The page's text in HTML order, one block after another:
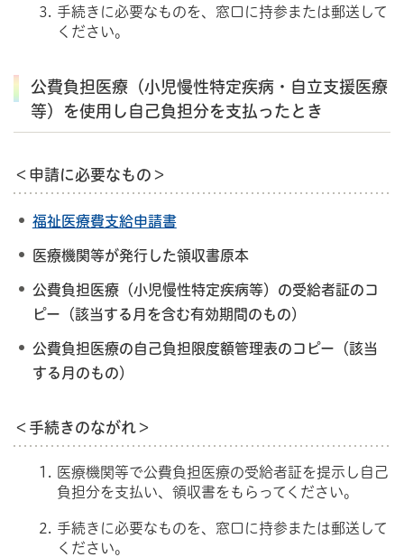
手続きに必要なものを、窓口に持参または郵送して
ください。
公費負担医療（小児慢性特定疾病・自立支援医療
等）を使用し自己負担分を支払ったとき
＜申請に必要なもの＞
福祉医療費支給申請書
医療機関等が発行した領収書原本
公費負担医療（小児慢性特定疾病等）の受給者証のコ
ピー（該当する月を含む有効期間のもの）
公費負担医療の自己負担限度額管理表のコピー（該当
する月のもの）
＜手続きのながれ＞
医療機関等で公費負担医療の受給者証を提示し自己
負担分を支払い、領収書をもらってください。
手続きに必要なものを、窓口に持参または郵送して
ください。